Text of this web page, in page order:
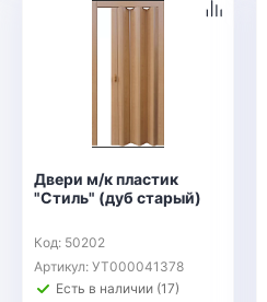
Двери м/к пластик
"Стиль" (дуб старый)
Код: 50202
Артикул: УТ000041378
Есть в наличии (17)